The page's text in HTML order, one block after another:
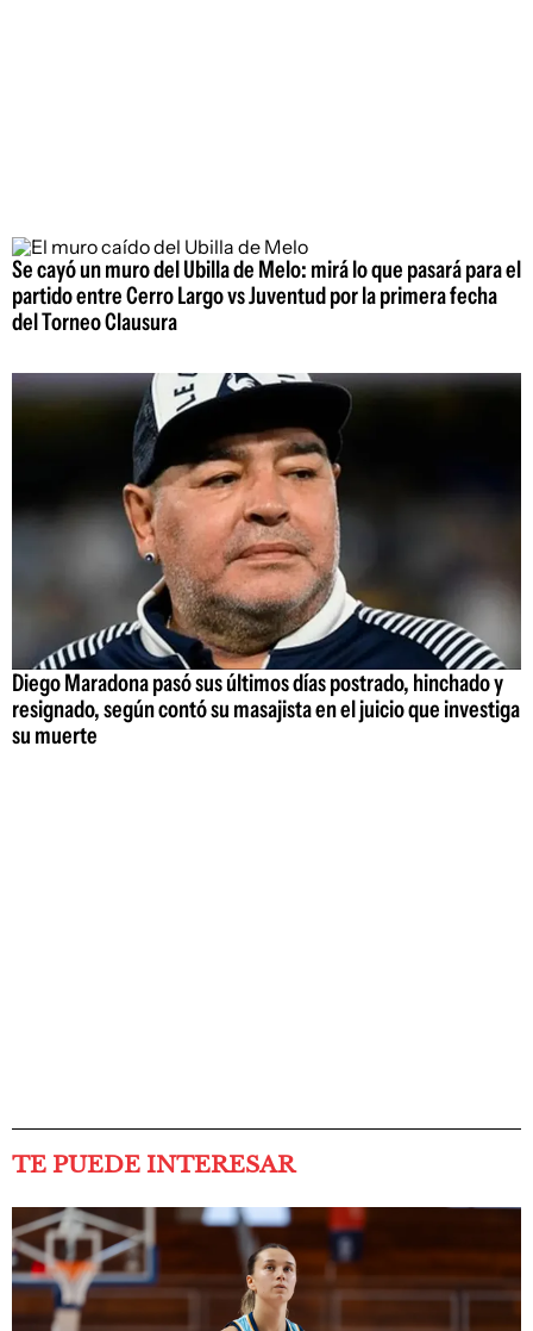
Se cayó un muro del Ubilla de Melo: mirá lo que pasará para el
partido entre Cerro Largo vs Juventud por la primera fecha
del Torneo Clausura
Diego Maradona pasó sus últimos días postrado, hinchado y
resignado, según contó su masajista en el juicio que investiga
su muerte
TE PUEDE INTERESAR